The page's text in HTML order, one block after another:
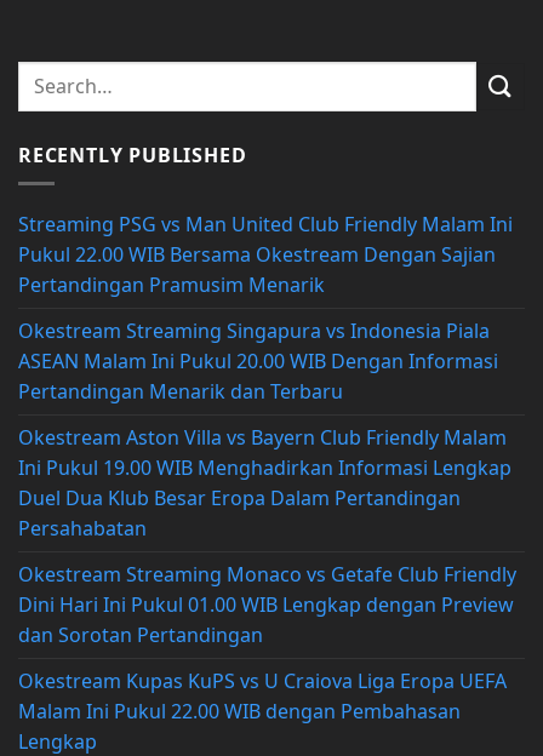
RECENTLY PUBLISHED
Streaming PSG vs Man United Club Friendly Malam Ini
Pukul 22.00 WIB Bersama Okestream Dengan Sajian
Pertandingan Pramusim Menarik
Okestream Streaming Singapura vs Indonesia Piala
ASEAN Malam Ini Pukul 20.00 WIB Dengan Informasi
Pertandingan Menarik dan Terbaru
Okestream Aston Villa vs Bayern Club Friendly Malam
Ini Pukul 19.00 WIB Menghadirkan Informasi Lengkap
Duel Dua Klub Besar Eropa Dalam Pertandingan
Persahabatan
Okestream Streaming Monaco vs Getafe Club Friendly
Dini Hari Ini Pukul 01.00 WIB Lengkap dengan Preview
dan Sorotan Pertandingan
Okestream Kupas KuPS vs U Craiova Liga Eropa UEFA
Malam Ini Pukul 22.00 WIB dengan Pembahasan
Lengkap